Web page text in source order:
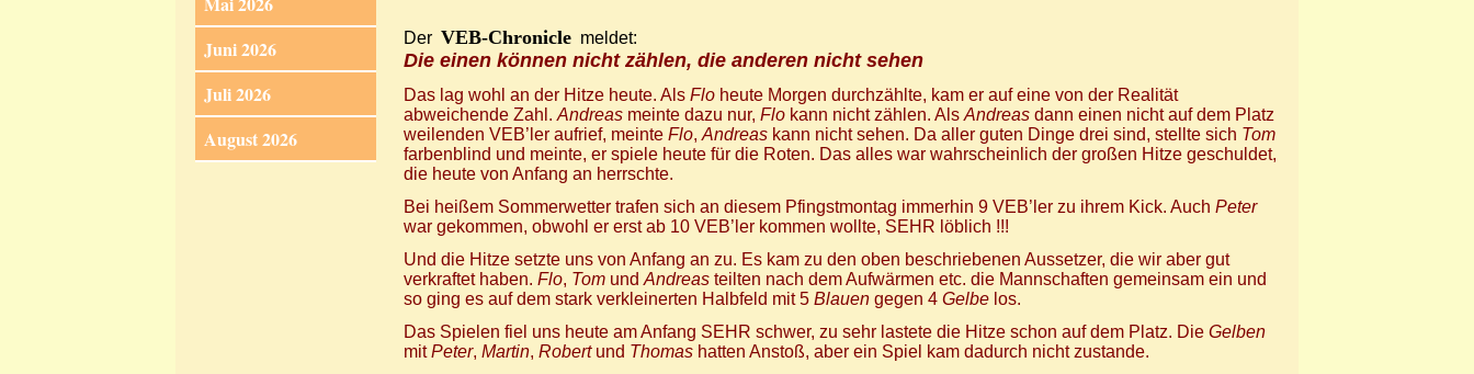
Juni 2026
Juli 2026
August 2026
Der VEB-Chronicle meldet:
Die einen können nicht zählen, die anderen nicht sehen
Das lag wohl an der Hitze heute. Als Flo heute Morgen durchzählte, kam er auf eine von der Realität
abweichende Zahl. Andreas meinte dazu nur, Flo kann nicht zählen. Als Andreas dann einen nicht auf dem Platz
weilenden VEB’ler aufrief, meinte Flo, Andreas kann nicht sehen. Da aller guten Dinge drei sind, stellte sich Tom
farbenblind und meinte, er spiele heute für die Roten. Das alles war wahrscheinlich der großen Hitze geschuldet,
die heute von Anfang an herrschte.
Bei heißem Sommerwetter trafen sich an diesem Pfingstmontag immerhin 9 VEB’ler zu ihrem Kick. Auch Peter
war gekommen, obwohl er erst ab 10 VEB’ler kommen wollte, SEHR löblich !!!
Und die Hitze setzte uns von Anfang an zu. Es kam zu den oben beschriebenen Aussetzer, die wir aber gut
verkraftet haben. Flo, Tom und Andreas teilten nach dem Aufwärmen etc. die Mannschaften gemeinsam ein und
so ging es auf dem stark verkleinerten Halbfeld mit 5 Blauen gegen 4 Gelbe los.
Das Spielen fiel uns heute am Anfang SEHR schwer, zu sehr lastete die Hitze schon auf dem Platz. Die Gelben
mitPeter, Martin, Robertund Thomas hatten Anstoß, aber ein Spiel kam dadurch nicht zustande.